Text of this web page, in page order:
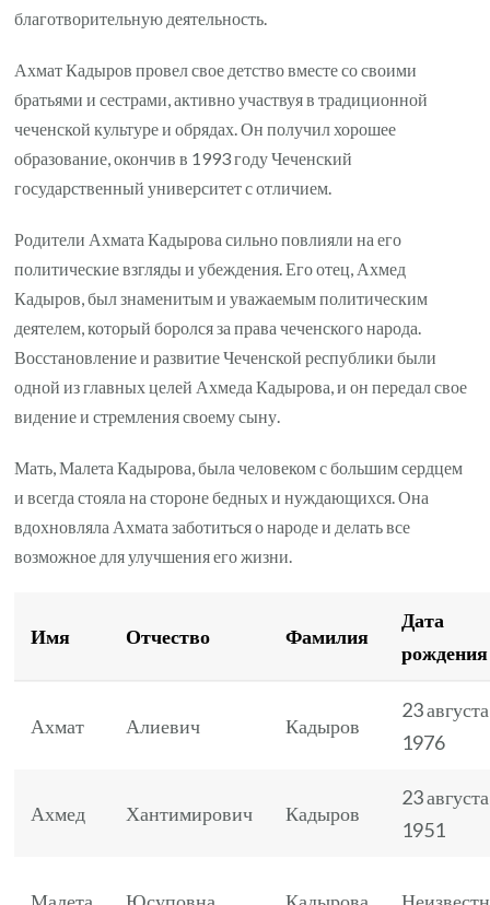
благотворительную деятельность.
Ахмат Кадыров провел свое детство вместе со своими
братьями и сестрами, активно участвуя в традиционной
чеченской культуре и обрядах. Он получил хорошее
образование, окончив в 1993 году Чеченский
государственный университет с отличием.
Родители Ахмата Кадырова сильно повлияли на его
политические взгляды и убеждения. Его отец, Ахмед
Кадыров, был знаменитым и уважаемым политическим
деятелем, который боролся за права чеченского народа.
Восстановление и развитие Чеченской республики были
одной из главных целей Ахмеда Кадырова, и он передал свое
видение и стремления своему сыну.
Мать, Малета Кадырова, была человеком с большим сердцем
и всегда стояла на стороне бедных и нуждающихся. Она
вдохновляла Ахмата заботиться о народе и делать все
возможное для улучшения его жизни.
Имя Отчество Фамилия
Дата
рождения
Ахмат Алиевич Кадыров
23 августа
1976
Ахмед Хантимирович Кадыров
23 августа
1951